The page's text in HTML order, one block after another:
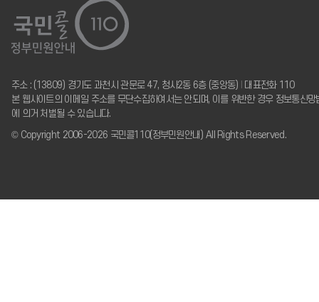
주소 : (13809) 경기도 과천시 관문로 47, 청사2동 6층 (중앙동)
대표전화 110
본 웹사이트의 이메일 주소를 무단수집하여서는 안되며, 이를 위반한 경우 정보통신망
에 의거 처벌될 수 있습니다.
© Copyright 2006-2026 국민콜110(정부민원안내) All Rights Reserved.